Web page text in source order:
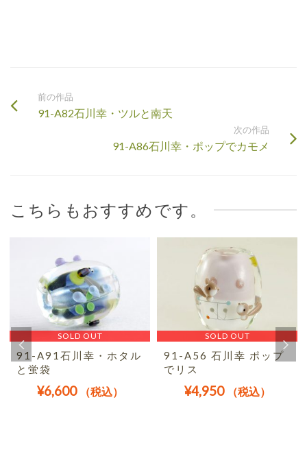
前の作品
91-A82石川幸・ツルと南天
次の作品
91-A86石川幸・ポップでカモメ
こちらもおすすめです。
SOLD OUT
91-A91石川幸・ホタル
と蛍袋
¥6,600 （税込）
SOLD OUT
91-A56 石川幸 ポップ
でリス
¥4,950 （税込）